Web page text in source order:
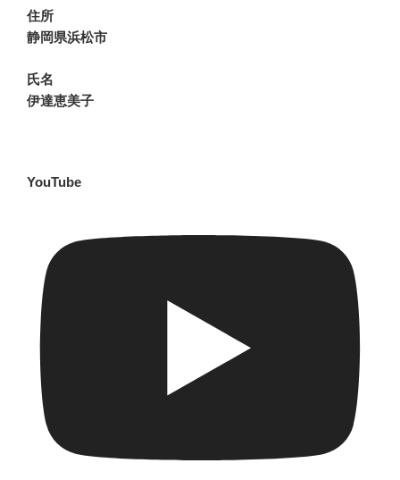
住所
静岡県浜松市
氏名
伊達恵美子
YouTube